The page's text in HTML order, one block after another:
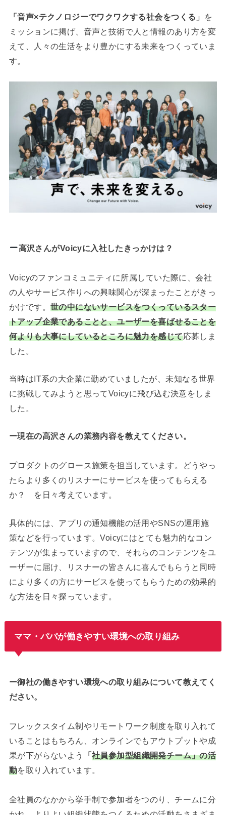
「音声×テクノロジーでワクワクする社会をつくる」
を
ミッションに掲げ、音声と技術で人と情報のあり方を変
えて、人々の生活をより豊かにする未来をつくっていま
す。
高沢さんがVoicyに入社したきっかけは？
Voicyのファンコミュニティに所属していた際に、会社
の人やサービス作りへの興味関心が深まったことがきっ
かけです。 世の中にないサービスをつくっているスター
トアップ企業であることと、ユーザーを喜ばせることを
何よりも大事にしているところに魅力を感じて応募しま
した。
当時はIT系の大企業に勤めていましたが、未知なる世界
に挑戦してみようと思ってVoicyに飛び込む決意をしま
した。
ー現在の高沢さんの業務内容を教えてください。
プロダクトのグロース施策を担当しています。どうやっ
たらより多くのリスナーにサービスを使ってもらえる
か？ を日々考えています。
具体的には、アプリの通知機能の活用やSNSの運用施
策などを行っています。Voicyにはとても魅力的なコン
テンツが集まっていますので、それらのコンテンツをユ
ーザーに届け、リスナーの皆さんに喜んでもらうと同時
により多くの方にサービスを使ってもらうための効果的
な方法を日々探っています。
ママ・パパが働きやすい環境への取り組み
ー御社の働きやすい環境への取り組みについて教えてく
ださい。
フレックスタイム制やリモートワーク制度を取り入れて
いることはもちろん、オンラインでもアウトプットや成
果が下がらないよう
「社員参加型組織開発チーム」の活
動を取り入れています。
全社員のなかから挙手制で参加者をつのり、チームに分